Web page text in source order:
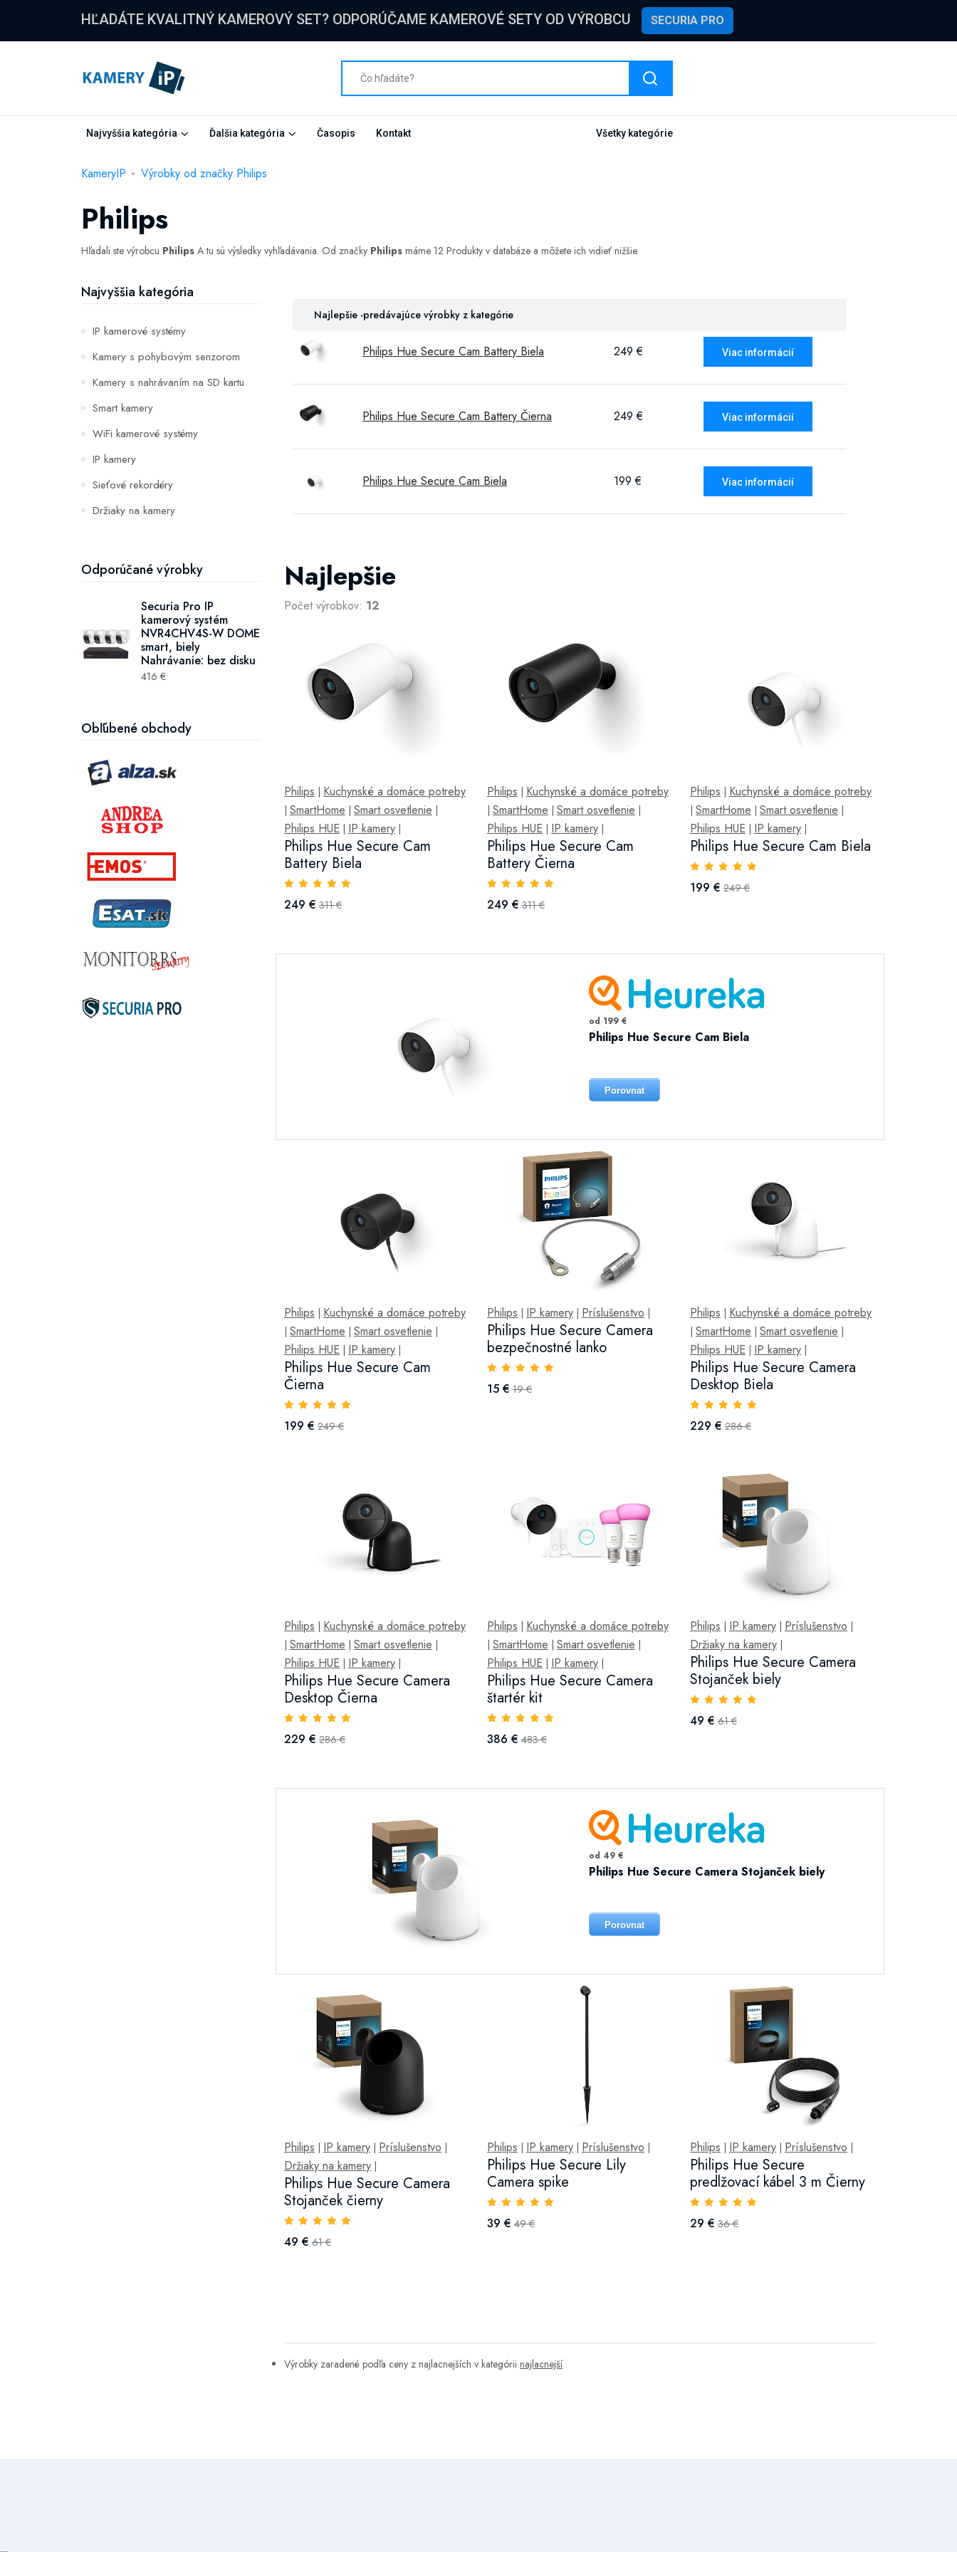
HĽADÁTE KVALITNÝ KAMEROVÝ SET? ODPORÚČAME KAMEROVÉ SETY OD VÝROBCU SECURIA PRO
Najvyššia kategória Ďalšia kategória Časopis Kontakt Všetky kategórie
KameryIP Výrobky od značky Philips
Philips
Hľadali ste výrobcu Philips A tu sú výsledky vyhľadávania. Od značky Philips máme 12 Produkty v databáze a môžete ich vidieť nižšie.
Najvyššia kategória
IP kamerové systémy
Kamery s pohybovým senzorom
Kamery s nahrávaním na SD kartu
Smart kamery
WiFi kamerové systémy
IP kamery
Sieťové rekordéry
Držiaky na kamery
Vonkajšie
Odporúčané výrobky
Securia Pro IP
kamerový systém
NVR4CHV4S-W DOME
smart, biely
Nahrávanie: bez disku
416 €
Obľúbené obchody
Najlepšie -predávajúce výrobky z kategórie
Philips Hue Secure Cam Battery Biela 249 € Viac informácií
Philips Hue Secure Cam Battery Čierna 249 € Viac informácií
Philips Hue Secure Cam Biela 199 € Viac informácií
Najlepšie
Počet výrobkov: 12
Philips Kuchynské a domáce potreby
SmartHome Smart osvetlenie
Philips HUE IP kamery
Philips Hue Secure Cam
Battery Biela
249 € 311 €
Philips Kuchynské a domáce potreby
SmartHome Smart osvetlenie
Philips HUE IP kamery|
Philips Hue Secure Cam
Battery Čierna
249 € 311 €
Philips Kuchynské a domáce potreby
SmartHome Smart osvetlenie
Philips HUE IP kamery|
Philips Hue Secure Cam Biela
199 € 249 €
od 199 €
Philips Hue Secure Cam Biela
Porovnat
Philips Kuchynské a domáce potreby
SmartHome Smart osvetlenie
Philips HUE IP kamery
Philips Hue Secure Cam
Čierna
199 € 249 €
Philips IP kamery| Príslušenstvo
Philips Hue Secure Camera
bezpečnostné lanko
15 € 19 €
Philips Kuchynské a domáce potreby
SmartHome Smart osvetlenie
Philips HUE IP kamery|
Philips Hue Secure Camera
Desktop Biela
229 € 286 €
Philips Kuchynské a domáce potreby
SmartHome Smart osvetlenie
Philips HUE IP kamery
Philips Hue Secure Camera
Desktop Čierna
229 € 286 €
Philips Kuchynské a domáce potreby
SmartHome Smart osvetlenie
Philips HUE IP kamery|
Philips Hue Secure Camera
štartér kit
386 € 483 €
Philips IP kamery| Príslušenstvo
Držiaky na kamery|
Philips Hue Secure Camera
Stojanček biely
49 € 61 €
od 49 €
Philips Hue Secure Camera Stojanček biely
Porovnat
Philips IP kamery Príslušenstvo
Držiaky na kamery
Philips Hue Secure Camera
Stojanček čierny
49 € 61 €
Philips IP kamery| Príslušenstvo
Philips Hue Secure Lily
Camera spike
39 € 49 €
Philips IP kamery| Príslušenstvo
Philips Hue Secure
predlžovací kábel 3 m Čierny
29 € 36 €
Výrobky zaradené podľa ceny z najlacnejších v kategórii najlacnejší